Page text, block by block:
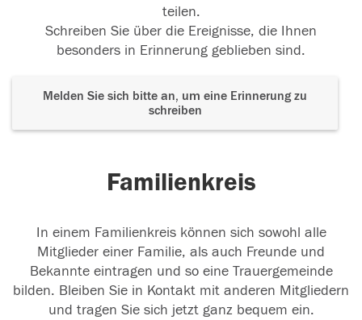
teilen.
Schreiben Sie über die Ereignisse, die Ihnen
besonders in Erinnerung geblieben sind.
Melden Sie sich bitte an, um eine Erinnerung zu
schreiben
Familienkreis
In einem Familienkreis können sich sowohl alle
Mitglieder einer Familie, als auch Freunde und
Bekannte eintragen und so eine Trauergemeinde
bilden. Bleiben Sie in Kontakt mit anderen Mitgliedern
und tragen Sie sich jetzt ganz bequem ein.